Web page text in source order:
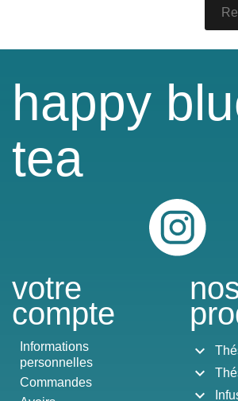
happy
tea
votre
compte
Informations
personnelles
Commandes
expand_more
expand_more
expand_more